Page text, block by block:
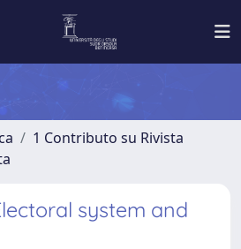
1 Contributo su Rivista
system and